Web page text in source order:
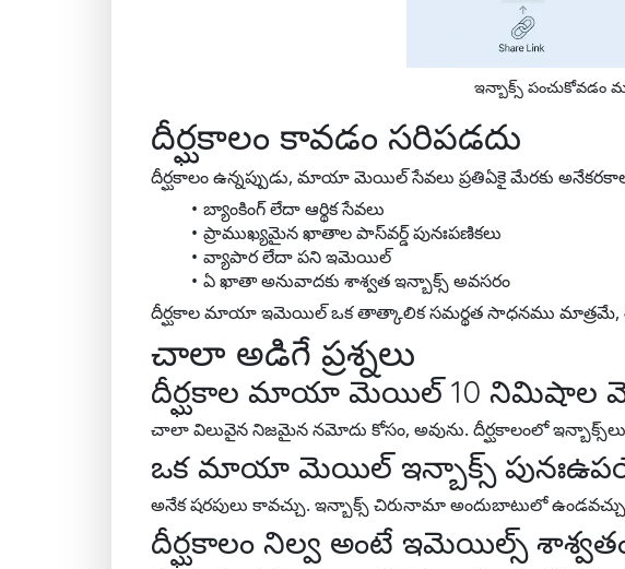
ఇన్బాక్స్
దీర్ఘకాలం కావడం సరిపడదు
దీర్ఘకాలం ఉన్నప్పుడు, మాయా మెయిల్ సేవలు ప్రతిఏకై మేరకు
బ్యాంకింగ్ లేదా ఆర్థిక సేవలు
ప్రాముఖ్యమైన ఖాతాల పాస్‌వర్డ్ పునఃపణికలు
వ్యాపార లేదా పని ఇమెయిల్
ఏ ఖాతా అనువాదకు శాశ్వత ఇన్బాక్స్ అవసరం
దీర్ఘకాల మాయా ఇమెయిల్ ఒక తాత్కాలిక సమర్థత సాధనము మాత్రమే,
చాలా అడిగే ప్రశ్నలు
దీర్ఘకాల మాయా మెయిల్ 10 నిమిషాల
చాలా విలువైన నిజమైన నమోదు కోసం, అవును. దీర్ఘకాలంలో
ఒక మాయా మెయిల్ ఇన్బాక్స్
అనేక షరపులు కావచ్చు. ఇన్బాక్స్ చిరునామా అందుబాటులో
దీర్ఘకాలం నిల్వ అంటే ఇమెయిల్స్